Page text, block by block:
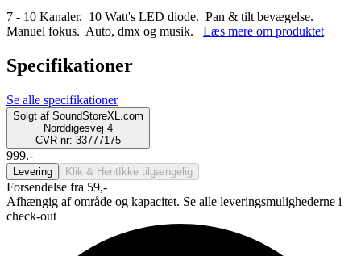
7 - 10 Kanaler. 10 Watt's LED diode. Pan & tilt bevægelse.
Manuel fokus. Auto, dmx og musik. Læs mere om produktet
Specifikationer
Se alle specifikationer
Solgt af SoundStoreXL.com
Norddigesvej 4
CVR-nr: 33777175
999.-
Levering Klik & Hent Ikke tilgængelig
Forsendelse fra 59,-
Afhængig af område og kapacitet. Se alle leveringsmulighederne i
check-out